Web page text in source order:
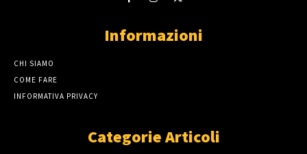
Informazioni
CHI SIAMO
COME FARE
INFORMATIVA PRIVACY
Categorie Articoli